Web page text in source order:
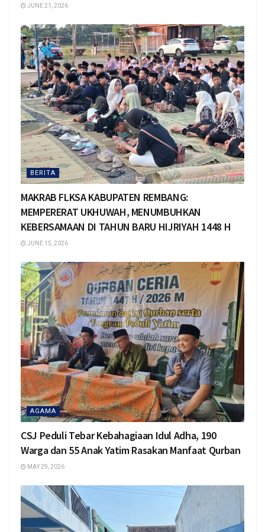
JUNE 21, 2026
BERITA
MAKRAB FLKSA KABUPATEN REMBANG:
MEMPERERAT UKHUWAH, MENUMBUHKAN
KEBERSAMAAN DI TAHUN BARU HIJRIYAH 1448 H
JUNE 15, 2026
AGAMA
CSJ Peduli Tebar Kebahagiaan Idul Adha, 190
Warga dan 55 Anak Yatim Rasakan Manfaat Qurban
MAY 29, 2026